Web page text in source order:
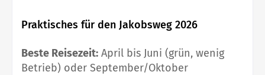
Praktisches für den Jakobsweg 2026
Beste Reisezeit: April bis Juni (grün, wenig
Betrieb) oder September/Oktober